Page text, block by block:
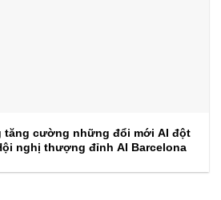
tăng cường những đổi mới AI đột
nghị thượng đỉnh AI Barcelona